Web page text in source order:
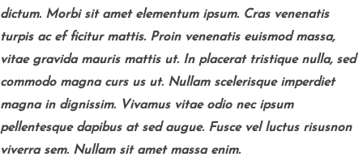
dictum. Morbi sit amet elementum ipsum. Cras venenatis
turpis ac ef ficitur mattis. Proin venenatis euismod massa,
vitae gravida mauris mattis ut. In placerat tristique nulla, sed
commodo magna curs us ut. Nullam scelerisque imperdiet
magna in dignissim. Vivamus vitae odio nec ipsum
pellentesque dapibus at sed augue. Fusce vel luctus risusnon
viverra sem. Nullam sit amet massa enim.